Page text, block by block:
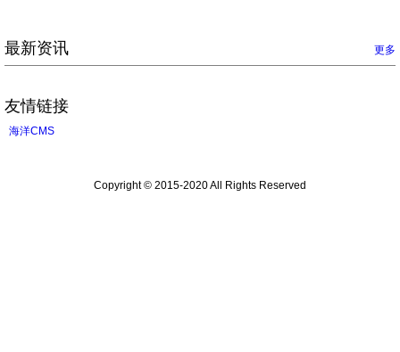
最新资讯 更多
友情链接
海洋CMS
Copyright © 2015-2020 All Rights Reserved